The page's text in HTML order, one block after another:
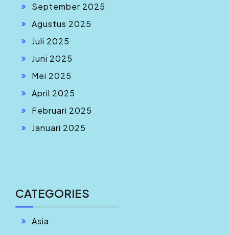
September 2025
Agustus 2025
Juli 2025
Juni 2025
Mei 2025
April 2025
Februari 2025
Januari 2025
CATEGORIES
Asia